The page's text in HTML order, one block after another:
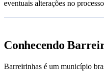
eventuais alterações no
Conhecendo
Barreirinhas é um município